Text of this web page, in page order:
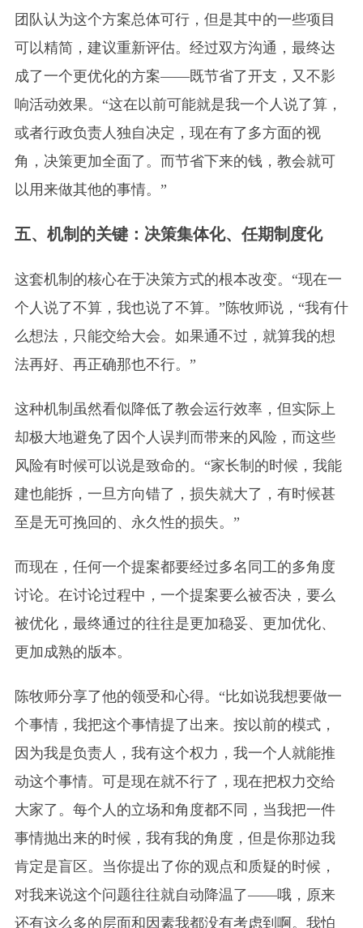
团队认为这个方案总体可行，但是其中的一些项目
可以精简，建议重新评估。经过双方沟通，最终达
成了一个更优化的方案——既节省了开支，又不影
响活动效果。“这在以前可能就是我一个人说了算，
或者行政负责人独自决定，现在有了多方面的视
角，决策更加全面了。而节省下来的钱，教会就可
以用来做其他的事情。”
五、机制的关键：决策集体化、任期制度化
这套机制的核心在于决策方式的根本改变。“现在一
个人说了不算，我也说了不算。”陈牧师说，“我有什
么想法，只能交给大会。如果通不过，就算我的想
法再好、再正确那也不行。”
这种机制虽然看似降低了教会运行效率，但实际上
却极大地避免了因个人误判而带来的风险，而这些
风险有时候可以说是致命的。“家长制的时候，我能
建也能拆，一旦方向错了，损失就大了，有时候甚
至是无可挽回的、永久性的损失。”
而现在，任何一个提案都要经过多名同工的多角度
讨论。在讨论过程中，一个提案要么被否决，要么
被优化，最终通过的往往是更加稳妥、更加优化、
更加成熟的版本。
陈牧师分享了他的领受和心得。“比如说我想要做一
个事情，我把这个事情提了出来。按以前的模式，
因为我是负责人，我有这个权力，我一个人就能推
动这个事情。可是现在就不行了，现在把权力交给
大家了。每个人的立场和角度都不同，当我把一件
事情抛出来的时候，我有我的角度，但是你那边我
肯定是盲区。当你提出了你的观点和质疑的时候，
对我来说这个问题往往就自动降温了——哦，原来
还有这么多的层面和因素我都没有考虑到啊。我怕